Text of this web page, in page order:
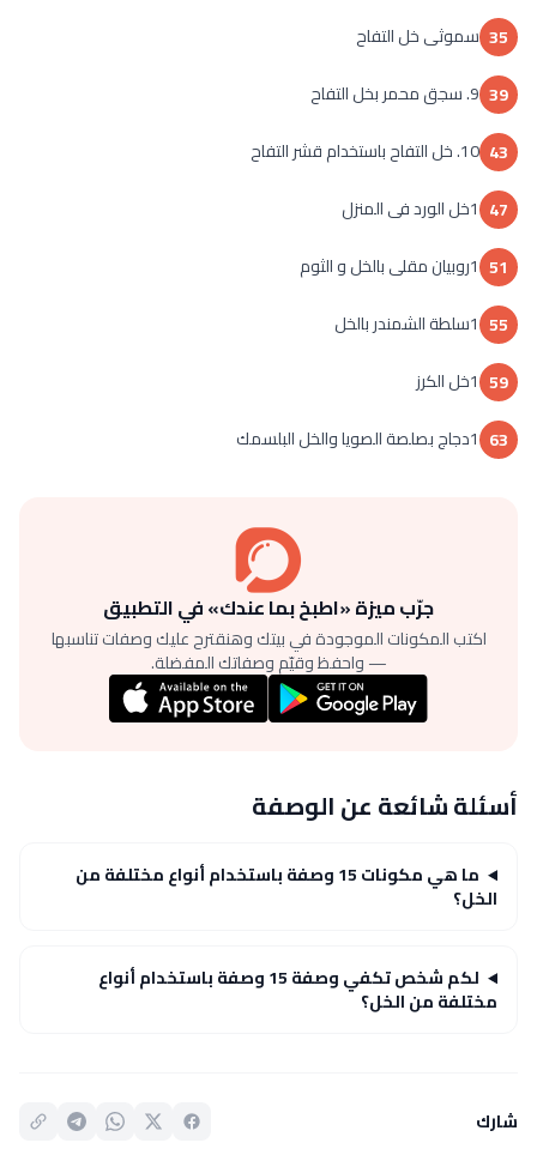
35 سموثى خل التفاح
39 9. سجق محمر بخل التفاح
43 10. خل التفاح باستخدام قشر التفاح
47 1خل الورد فى المنزل
51 1روبيان مقلى بالخل و الثوم
55 1سلطة الشمندر بالخل
59 1خل الكرز
63 1دجاج بصلصة الصويا والخل البلسمك
جرّب ميزة «اطبخ بما عندك» في التطبيق
اكتب المكونات الموجودة في بيتك وهنقترح عليك وصفات تناسبها
— واحفظ وقيّم وصفاتك المفضلة.
أسئلة شائعة عن الوصفة
ما هي مكونات 15 وصفة باستخدام أنواع مختلفة من
الخل؟
لكم شخص تكفي وصفة 15 وصفة باستخدام أنواع
مختلفة من الخل؟
شارك